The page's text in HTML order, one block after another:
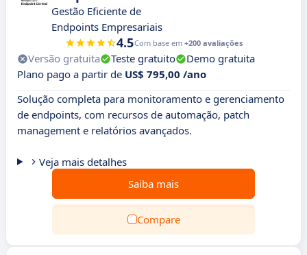
Gestão Eficiente de
Endpoints Empresariais
4.5Com base em +200 avaliações
Versão gratuita Teste gratuito
Demo gratuita
Plano pago a partir de US$ 795,00 /ano
Solução completa para monitoramento e gerenciamento
de endpoints, com recursos de automação, patch
management e relatórios avançados.
Veja mais detalhes
Saiba mais
Compare